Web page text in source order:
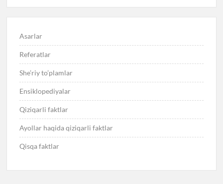
Asarlar
Referatlar
She’riy to’plamlar
Ensiklopediyalar
Qiziqarli faktlar
Ayollar haqida qiziqarli faktlar
Qisqa faktlar